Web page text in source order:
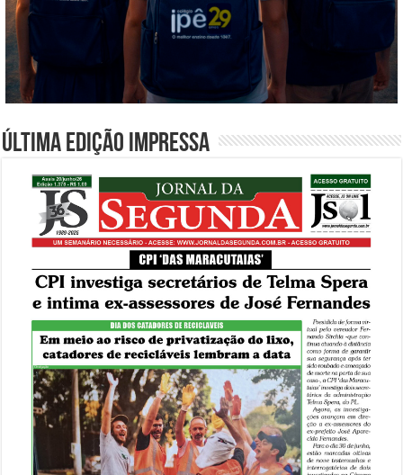
Última edição impressa